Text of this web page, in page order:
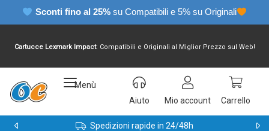
Sconti fino al 25% su Compatibili e 5% su Originali
Cartucce Lexmark Impact: Compatibili e Originali al Miglior Prezzo sul Web!
Menù
Aiuto
Mio account Carrello
Spedizioni rapide in 24/48h